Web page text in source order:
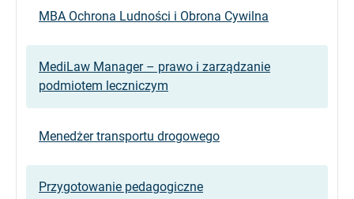
MBA Ochrona Ludności i Obrona Cywilna
MediLaw Manager – prawo i zarządzanie
podmiotem leczniczym
Menedżer transportu drogowego
Przygotowanie pedagogiczne